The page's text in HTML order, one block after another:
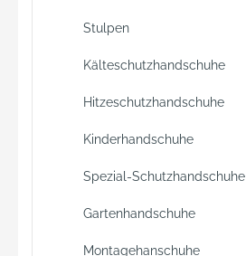
Stulpen
Kälteschutzhandschuhe
Hitzeschutzhandschuhe
Kinderhandschuhe
Spezial-Schutzhandschuhe
Gartenhandschuhe
Montagehanschuhe